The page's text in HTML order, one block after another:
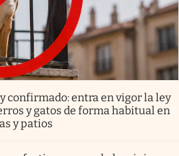
confirmado: entra en vigor la ley
y gatos de forma habitual en
y patios